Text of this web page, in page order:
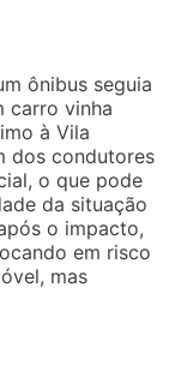
ônibus seguia
carro vinha
à Vila
dos condutores
o que pode
da situação
o impacto,
em risco
mas